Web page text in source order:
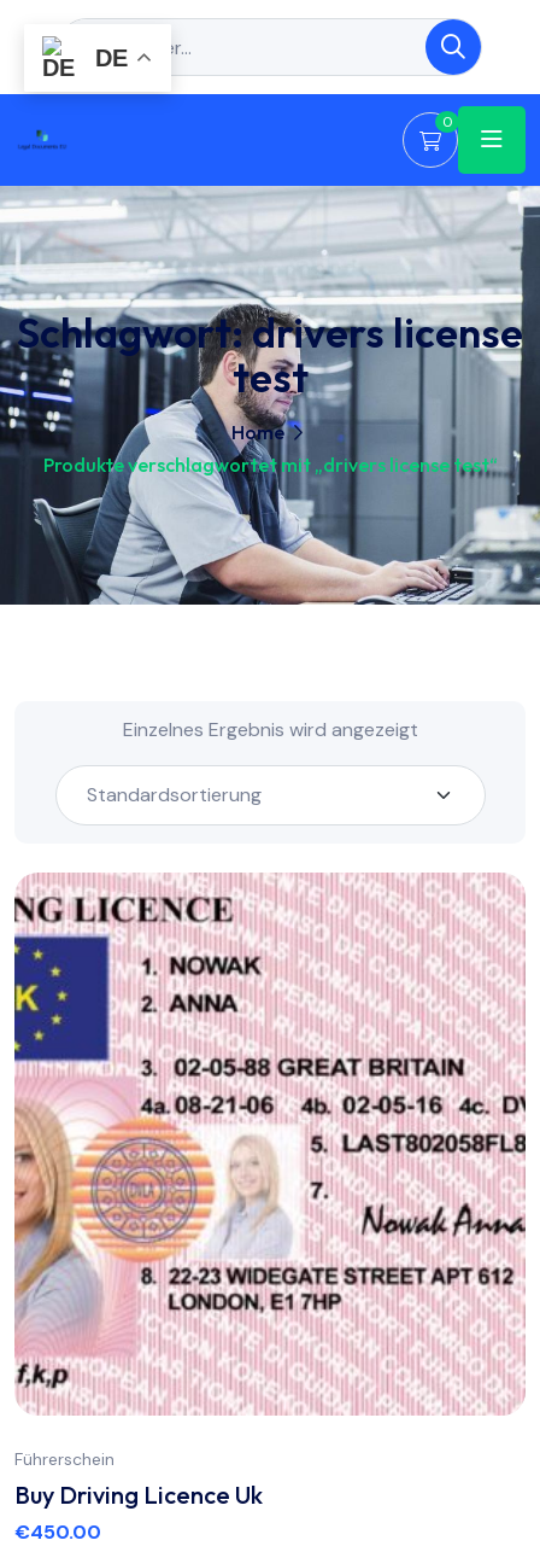
0
Schlagwort:drivers license
test
Home
Produkte verschlagwortet mit „drivers license test“
Einzelnes Ergebnis wird angezeigt
Führerschein
Buy Driving Licence Uk
€450.00
DE